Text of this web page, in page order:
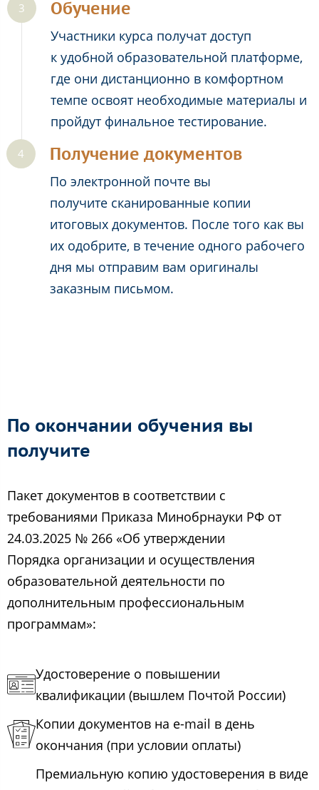
Обучение
Участники курса получат доступ
к удобной образовательной платформе,
где они дистанционно в комфортном
темпе освоят необходимые материалы и
пройдут финальное тестирование.
Получение документов
По электронной почте вы
получите сканированные копии
итоговых документов. После того как вы
их одобрите, в течение одного рабочего
дня мы отправим вам оригиналы
заказным письмом.
По окончании обучения вы
получите
Пакет документов в соответствии с
требованиями Приказа Минобрнауки РФ от
24.03.2025 № 266 «Об утверждении
Порядка организации и осуществления
образовательной деятельности по
дополнительным профессиональным
программам»:
Удостоверение о повышении
квалификации (вышлем Почтой России)
Копии документов на e-mail в день
окончания (при условии оплаты)
Премиальную копию удостоверения в виде